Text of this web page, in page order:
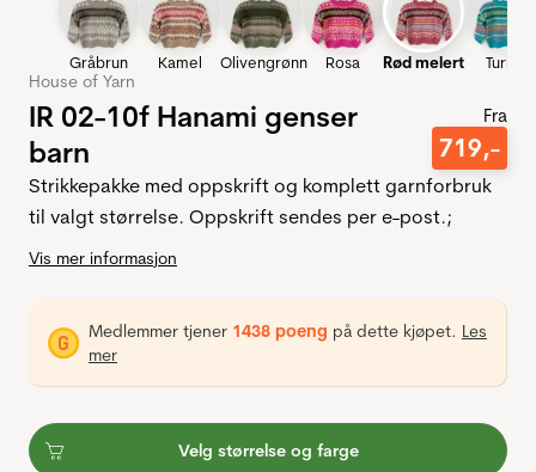
Gråbrun Kamel Olivengrønn Rosa Rød melert Turkis
House of Yarn
IR 02-10f Hanami genser
barn
Fra
719,-
Strikkepakke med oppskrift og komplett garnforbruk
til valgt størrelse. Oppskrift sendes per e-post.;
Vis mer informasjon
Medlemmer tjener 1438 poeng på dette kjøpet. Les
mer
Velg størrelse og farge